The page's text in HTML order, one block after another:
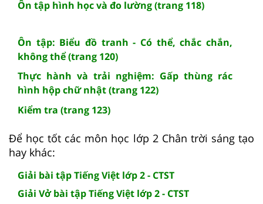
Ôn tập hình học và đo lường (trang 118)
Ôn tập: Biểu đồ tranh - Có thể, chắc chắn,
không thể (trang 120)
Thực hành và trải nghiệm: Gấp thùng rác
hình hộp chữ nhật (trang 122)
Kiểm tra (trang 123)
Để học tốt các môn học lớp 2 Chân trời sáng tạo
hay khác:
Giải bài tập Tiếng Việt lớp 2 - CTST
Giải Vở bài tập Tiếng Việt lớp 2 - CTST